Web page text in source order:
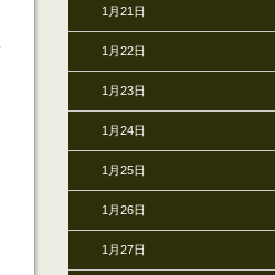
1月21日
1月22日
1月23日
1月24日
1月25日
1月26日
1月27日